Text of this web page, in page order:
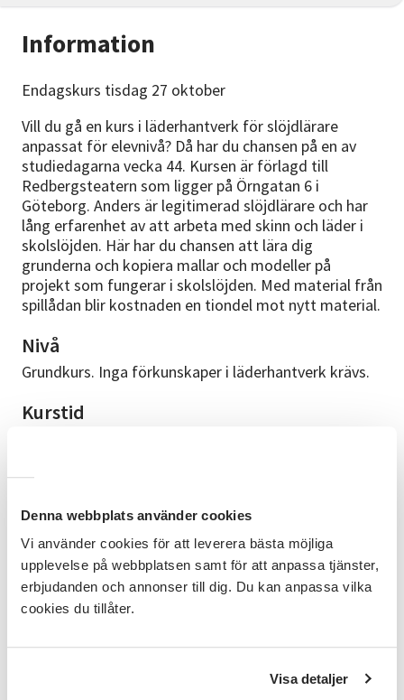
Denna webbplats använder cookies
Vi använder cookies för att leverera bästa möjliga
upplevelse på webbplatsen samt för att anpassa tjänster,
erbjudanden och annonser till dig. Du kan anpassa vilka
cookies du tillåter.
Visa detaljer
Information
Endagskurs tisdag 27 oktober
Vill du gå en kurs i läderhantverk för slöjdlärare
anpassat för elevnivå? Då har du chansen på en av
studiedagarna vecka 44. Kursen är förlagd till
Redbergsteatern som ligger på Örngatan 6 i
Göteborg. Anders är legitimerad slöjdlärare och har
lång erfarenhet av att arbeta med skinn och läder i
skolslöjden. Här har du chansen att lära dig
grunderna och kopiera mallar och modeller på
projekt som fungerar i skolslöjden. Med material från
spillådan blir kostnaden en tiondel mot nytt material.
Nivå
Grundkurs. Inga förkunskaper i läderhantverk krävs.
Kurstid
Kostnad för material tillkommer. Det material du
behöver köper du på plats. Anders har också med sig
nitar, spännen, färg och ytbehandling till mycket
förmånliga priser. Det finns även egentillverkade och
bra skärsylar som annars är svåra att få tag på. Kan